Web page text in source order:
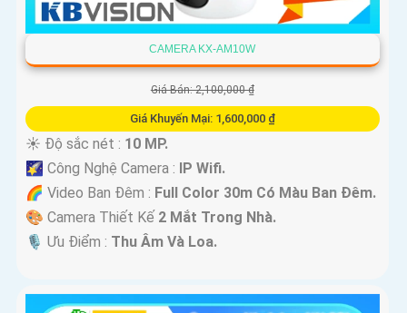
CAMERA KX-AM10W
Giá Bán: 2,100,000 ₫
Giá Khuyến Mại: 1,600,000 ₫
☀️ Độ sắc nét : 10 MP.
🌠 Công Nghệ Camera : IP Wifi.
🌈 Video Ban Đêm : Full Color 30m Có Màu Ban Ðêm.
🎨 Camera Thiết Kế 2 Mắt Trong Nhà.
️🎙 Ưu Điểm : Thu Âm Và Loa.